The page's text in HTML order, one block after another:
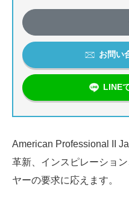
お問い
LINE
American Professional II
革新、インスピレーショ
ヤーの要求に応えます。